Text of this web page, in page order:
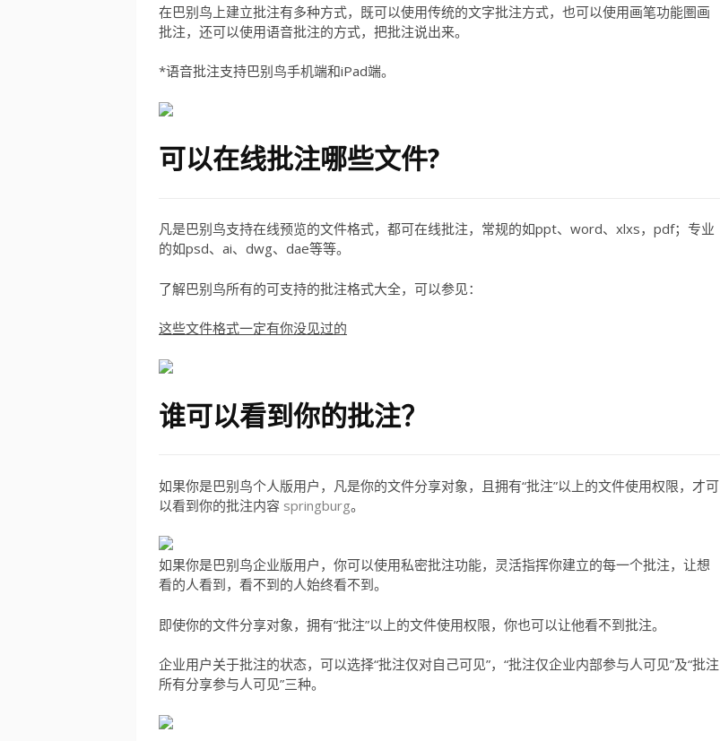
在巴别鸟上建立批注有多种方式，既可以使用传统的文字批注方式，也可以使用画笔功能圏画
批注，还可以使用语音批注的方式，把批注说出来。
*语音批注支持巴别鸟手机端和iPad端。
可以在线批注哪些文件?
凡是巴别鸟支持在线预览的文件格式，都可在线批注，常规的如ppt、word、xlxs，pdf；专业
的如psd、ai、dwg、dae等等。
了解巴别鸟所有的可支持的批注格式大全，可以参见：
这些文件格式一定有你没见过的
谁可以看到你的批注？
如果你是巴别鸟个人版用户，凡是你的文件分享对象，且拥有“批注”以上的文件使用权限，才可
以看到你的批注内容 springburg。
如果你是巴别鸟企业版用户，你可以使用私密批注功能，灵活指挥你建立的每一个批注，让想
看的人看到，看不到的人始终看不到。
即使你的文件分享对象，拥有“批注”以上的文件使用权限，你也可以让他看不到批注。
企业用户关于批注的状态，可以选择“批注仅对自己可见”，“批注仅企业内部参与人可见”及“批注
所有分享参与人可见”三种。